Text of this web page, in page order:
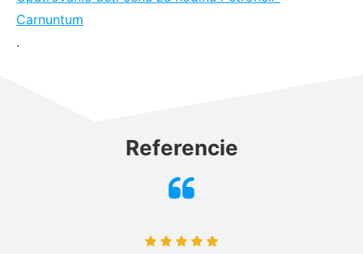
Carnuntum
.
Referencie